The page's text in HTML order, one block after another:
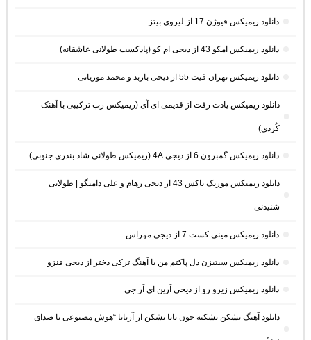
دانلود ریمیکس فیوژن 17 از لیروی بیتز
دانلود ریمیکس امکو 43 از دیجی ام کو (پادکست طولانی عاشقانه)
دانلود ریمیکس تهران فیت 55 از دیجی باربد و محمد موریانی
دانلود ریمیکس یادت رفت از قدیمی ای آی (ریمیکس رپ ترکیبی با آهنک
کُردی)
دانلود ریمیکس گمبرون 6 از دیجی 4A (ریمیکس طولانی شاد بندری جنوبی)
دانلود ریمیکس موزیک باکس 43 از دیجی رهام و علی دامیگو | طولانی
شنیدنی
دانلود ریمیکس مینی کست 7 از دیجی مهراس
دانلود ریمیکس سیتیزن دل پاکتم من با آهنگ ترکی دختر از دیجی فنزو
دانلود ریمیکس زیرو رو از دیجی آرین ای آر جی
دانلود آهنگ بشکن بشکنه جون بابا بشکن از آریانا “هوش مصنوعی با صدای